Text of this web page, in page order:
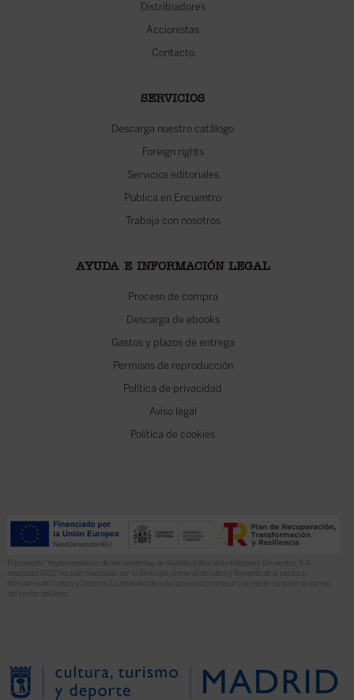
Distribuidores
Accionistas
Contacto
SERVICIOS
Descarga nuestro catálogo
Foreign rights
Servicios editoriales
Publica en Encuentro
Trabaja con nosotros
AYUDA E INFORMACIÓN LEGAL
Proceso de compra
Descarga de ebooks
Gastos y plazos de entrega
Permisos de reproducción
Política de privacidad
Aviso legal
Política de cookies
El proyecto “Implementación de herramientas de Gestión Editorial en Ediciones Encuentro, S.A.
anualidad 2022” ha sido financiado por la Dirección General del Libro y Fomento de la Lectura,
Ministerio de Cultura y Deporte. La finalidad de este apoyo es contribuir a la modernización de pymes
del sector del libro.